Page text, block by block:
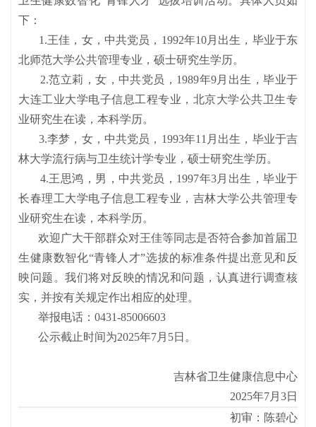
下：
1.王佳，女，中共党员，1992年10月出生，毕业于东
北师范大学公共管理专业，硕士研究生学历。
2.范立莉，女，中共党员，1989年9月出生，毕业于
大连工业大学电子信息工程专业，北京大学公共卫生专
业研究生在读，本科学历。
3.李梦，女，中共党员，1993年11月出生，毕业于吉
林大学流行病与卫生统计学专业，硕士研究生学历。
4.王思鸿，男，中共党员，1997年3月出生，毕业于
长春理工大学电子信息工程专业，吉林大学公共管理专
业研究生在读，本科学历。
欢迎广大干部群众对王佳等同志是否符合参加首届卫
生健康数智化“青锋人才”选拔的标准条件提出意见和反
映问题。我们将对反映的情况和问题，认真进行调查核
实，并按有关规定作出相应的处理。
举报电话：0431-85006603
公示截止时间为2025年7月5日。
吉林省卫生健康信息中心
2025年7月3日
初审：陈碧心